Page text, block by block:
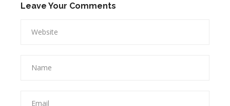
Leave Your Comments